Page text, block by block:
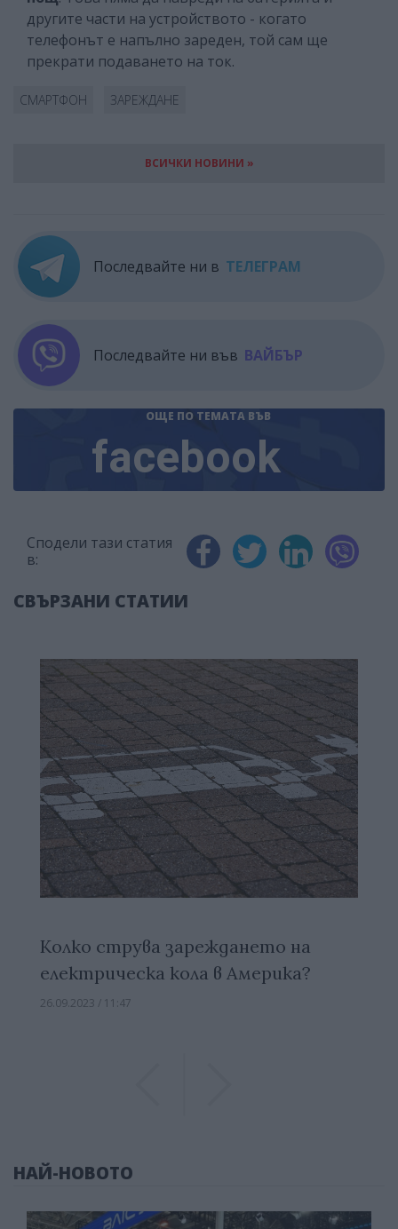
другите части на устройството - когато
телефонът е напълно зареден, той сам ще
прекрати подаването на ток.
СМАРТФОН ЗАРЕЖДАНЕ
ВСИЧКИ НОВИНИ »
Последвайте ни в ТЕЛЕГРАМ
Последвайте ни във ВАЙБЪР
ОЩЕ ПО ТЕМАТА ВЪВ
facebook
Сподели тази статия
в:
СВЪРЗАНИ СТАТИИ
Колко струва зареждането на
електрическа кола в Америка?
26.09.2023 / 11:47
НАЙ-НОВОТО